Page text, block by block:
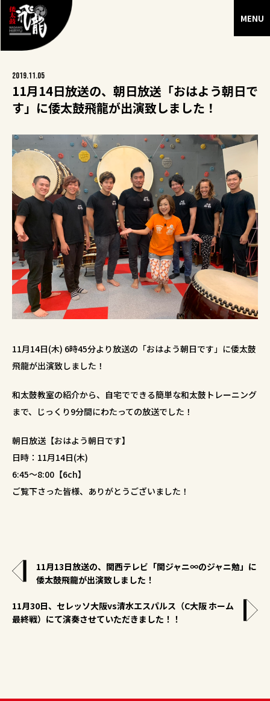
2019.11.05
11月14日放送の、朝日放送「おはよう朝日で
す」に倭太鼓飛龍が出演致しました！
11月14日(木) 6時45分より放送の「おはよう朝日です」に倭太鼓
飛龍が出演致しました！
和太鼓教室の紹介から、自宅でできる簡単な和太鼓トレーニング
まで、じっくり9分間にわたっての放送でした！
朝日放送【おはよう朝日です】
日時：11月14日(木)
6:45～8:00【6ch】
ご覧下さった皆様、ありがとうございました！
11月13日放送の、関西テレビ「関ジャニ∞のジャニ勉」に
倭太鼓飛龍が出演致しました！
11月30日、セレッソ大阪vs清水エスパルス（C大阪 ホーム
最終戦）にて演奏させていただきました！！